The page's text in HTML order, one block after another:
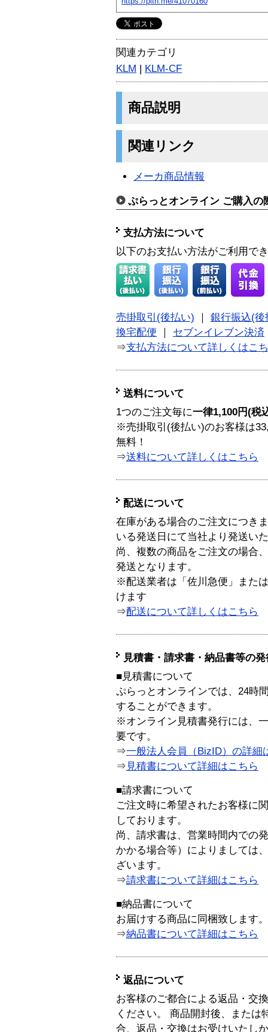
関連カテゴリ
KLM | KLM-CF
商品説明
関連リンク
メーカ商品情報
ぷらっとオンライン ご購入の
支払方法について
以下のお支払い方法がご利用で
売掛取引(後払い)
銀行振込(後
換宅配便
セブンイレブン決済
⇒支払方法について詳しくはこ
送料について
1つのご注文毎に一律1,100円(税
※売掛取引(後払い)のお客様は
無料！
⇒送料について詳しくはこちら
配送について
在庫がある場合のご注文につき
いる発送日にて当社より発送い
尚、複数の商品をご注文の場合
発送となります。
※配送業者は「佐川急便」また
けます
⇒配送について詳しくはこちら
見積書・請求書・納品書等の
■見積書について
ぷらっとオンラインでは、24時
することができます。
※オンライン見積書発行には、
要です。
⇒一般法人会員（BizID）の詳細
⇒ 見積書について詳細はこちら
■請求書について
ご注文時に希望されたお客様に
しております。
尚、請求書は、営業時間内での
かかる場合等）によりましては
ざいます。
⇒請求書について詳細はこちら
■納品書について
お届けする商品に同梱致します。
⇒納品書について詳細はこちら
返品について
お客様のご都合による返品・交
ください。 商品開封後、または
合、返品・交換はお受けいたし